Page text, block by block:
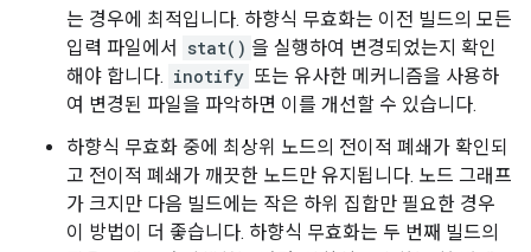
는 경우에 최적입니다. 하향식 무효화는 이전 빌드의 모든
입력 파일에서
stat() 을 실행하여 변경되었는지 확인
해야 합니다. inotify 또는 유사한 메커니즘을 사용하
여 변경된 파일을 파악하면 이를 개선할 수 있습니다.
하향식 무효화 중에 최상위 노드의 전이적 폐쇄가 확인되
고 전이적 폐쇄가 깨끗한 노드만 유지됩니다. 노드 그래프
가 크지만 다음 빌드에는 작은 하위 집합만 필요한 경우
이 방법이 더 좋습니다. 하향식 무효화는 두 번째 빌드의